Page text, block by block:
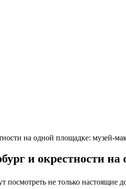
на одной площадке: музей-
и окрестности
посмотреть не только настоящие